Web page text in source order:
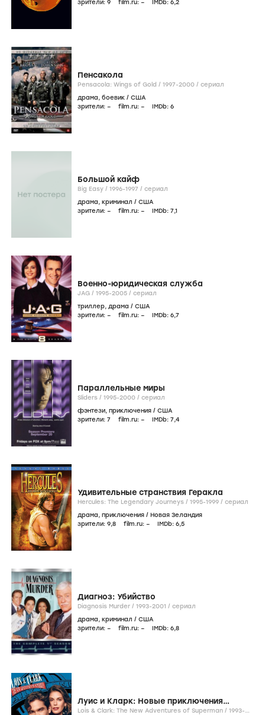
зрители: 9 film.ru: – IMDb: 6,2
Пенсакола
Pensacola: Wings of Gold / 1997-2000 / сериал
драма, боевик / США
зрители: – film.ru: – IMDb: 6
Большой кайф
Big Easy / 1996-1997 / сериал
драма, криминал / США
зрители: – film.ru: – IMDb: 7,1
Военно-юридическая служба
JAG / 1995-2005 / сериал
триллер, драма / США
зрители: – film.ru: – IMDb: 6,7
Параллельные миры
Sliders / 1995-2000 / сериал
фэнтези, приключения / США
зрители: 7 film.ru: – IMDb: 7,4
Удивительные странствия Геракла
Hercules: The Legendary Journeys / 1995-1999 / сериал
драма, приключения / Новая Зеландия
зрители: 9,8 film.ru: – IMDb: 6,5
Диагноз: Убийство
Diagnosis Murder / 1993-2001 / сериал
драма, криминал / США
зрители: – film.ru: – IMDb: 6,8
Луис и Кларк: Новые приключения
Супермена
Lois & Clark: The New Adventures of Superman / 1993-